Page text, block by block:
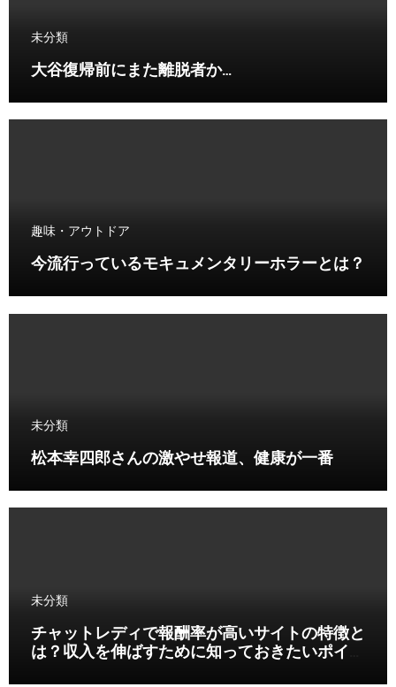
未分類
大谷復帰前にまた離脱者か…
趣味・アウトドア
今流行っているモキュメンタリーホラーとは？
未分類
松本幸四郎さんの激やせ報道、健康が一番
未分類
チャットレディで報酬率が高いサイトの特徴と
は？収入を伸ばすために知っておきたいポイン